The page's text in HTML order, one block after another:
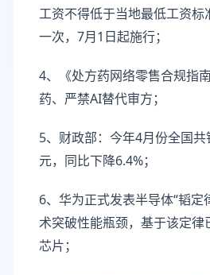
工资不得低于当地最低工资标
一次，7月1日起施行；
4、《处方药网络零售合规指
药、严禁AI替代审方；
5、财政部：今年4月份全国
元，同比下降6.4%；
6、华为正式发表半导体“韬定
术突破性能瓶颈，基于该定
芯片；